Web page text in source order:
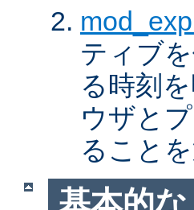
ティブ
る時刻
ウザと
ること